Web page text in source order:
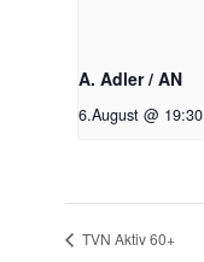
A. Adler / AN
6.August @ 19:30
TVN Aktiv 60+